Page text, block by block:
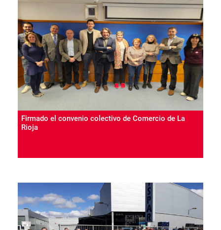
Firmado el convenio colectivo de Comercio de La
Rioja